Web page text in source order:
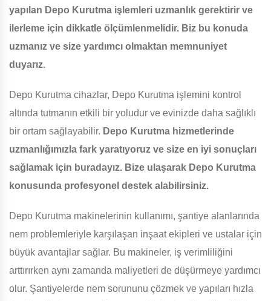
yapılan Depo Kurutma işlemleri uzmanlık gerektirir ve
ilerleme için dikkatle ölçümlenmelidir. Biz bu konuda
uzmanız ve size yardımcı olmaktan memnuniyet
duyarız.
Depo Kurutma cihazlar, Depo Kurutma işlemini kontrol
altında tutmanın etkili bir yoludur ve evinizde daha sağlıklı
bir ortam sağlayabilir. Depo Kurutma hizmetlerinde
uzmanlığımızla fark yaratıyoruz ve size en iyi sonuçları
sağlamak için buradayız. Bize ulaşarak Depo Kurutma
konusunda profesyonel destek alabilirsiniz.
Depo Kurutma makinelerinin kullanımı, şantiye alanlarında
nem problemleriyle karşılaşan inşaat ekipleri ve ustalar için
büyük avantajlar sağlar. Bu makineler, iş verimliliğini
arttırırken aynı zamanda maliyetleri de düşürmeye yardımcı
olur. Şantiyelerde nem sorununu çözmek ve yapıları hızla